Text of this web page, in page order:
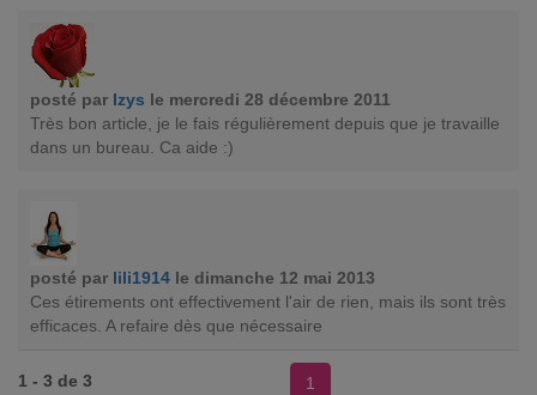
posté par Izys le mercredi 28 décembre 2011
Très bon article, je le fais régulièrement depuis que je travaille
dans un bureau. Ca aide :)
posté par lili1914 le dimanche 12 mai 2013
Ces étirements ont effectivement l'air de rien, mais ils sont très
efficaces. A refaire dès que nécessaire
1 - 3 de 3 1